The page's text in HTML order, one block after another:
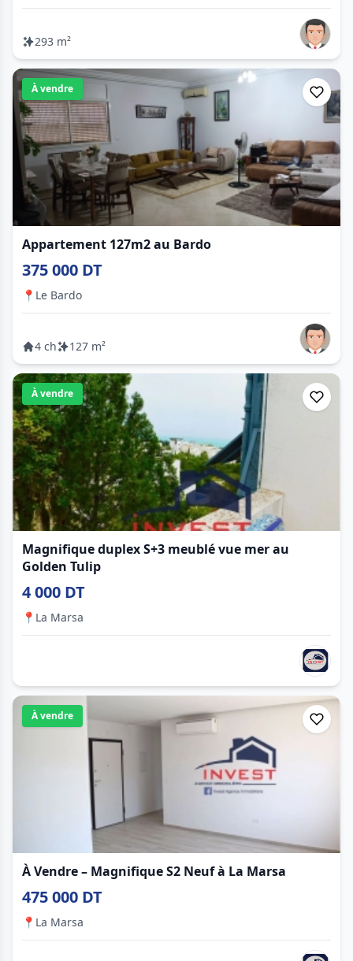
293 m²
À vendre
Appartement 127m2 au Bardo
375 000 DT
📍 Le Bardo
4 ch 127 m²
À vendre
Magnifique duplex S+3 meublé vue mer au
Golden Tulip
4 000 DT
📍 La Marsa
À vendre
À Vendre – Magnifique S2 Neuf à La Marsa
475 000 DT
📍 La Marsa